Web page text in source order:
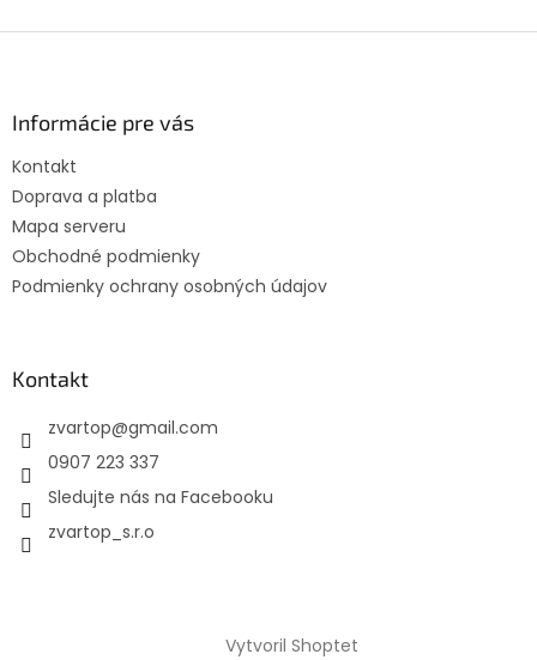
Informácie pre vás
Kontakt
Doprava a platba
Mapa serveru
Obchodné podmienky
Podmienky ochrany osobných údajov
Kontakt
zvartop@gmail.com
0907 223 337
Sledujte nás na Facebooku
zvartop_s.r.o
Vytvoril Shoptet